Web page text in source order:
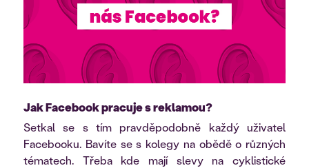
Jak Facebook pracuje s reklamou?
Setkal se s tím pravděpodobně každý uživatel
Facebooku. Bavíte se s kolegy na obědě o různých
tématech. Třeba kde mají slevy na cyklistické